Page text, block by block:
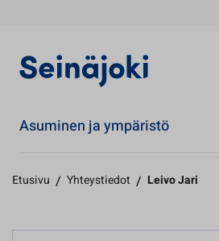
Asuminen ja ympäristö
Etusivu / Yhteystiedot / Leivo Jari